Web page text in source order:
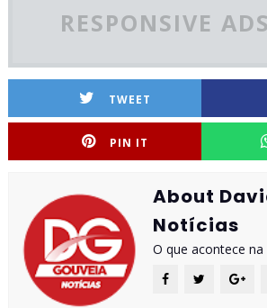
RESPONSIVE
TWEET
PIN IT
About
Notícias
O que acontece na